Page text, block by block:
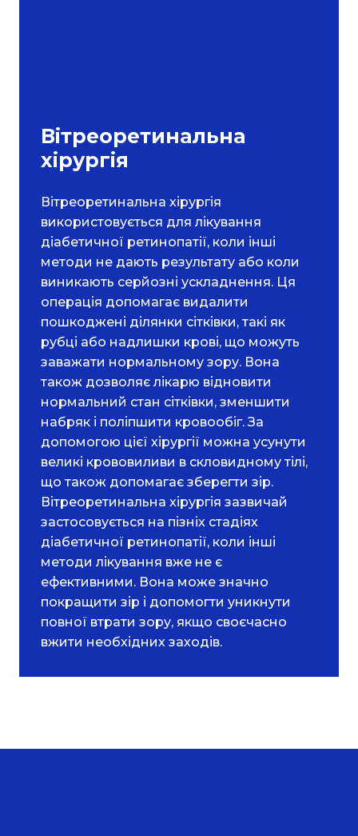
Вітреоретинальна
хірургія
Вітреоретинальна хірургія
використовується для лікування
діабетичної ретинопатії, коли інші
методи не дають результату або коли
виникають серйозні ускладнення. Ця
операція допомагає видалити
пошкоджені ділянки сітківки, такі як
рубці або надлишки крові, що можуть
заважати нормальному зору. Вона
також дозволяє лікарю відновити
нормальний стан сітківки, зменшити
набряк і поліпшити кровообіг. За
допомогою цієї хірургії можна усунути
великі крововиливи в скловидному тілі,
що також допомагає зберегти зір.
Вітреоретинальна хірургія зазвичай
застосовується на пізніх стадіях
діабетичної ретинопатії, коли інші
методи лікування вже не є
ефективними. Вона може значно
покращити зір і допомогти уникнути
повної втрати зору, якщо своєчасно
вжити необхідних заходів.